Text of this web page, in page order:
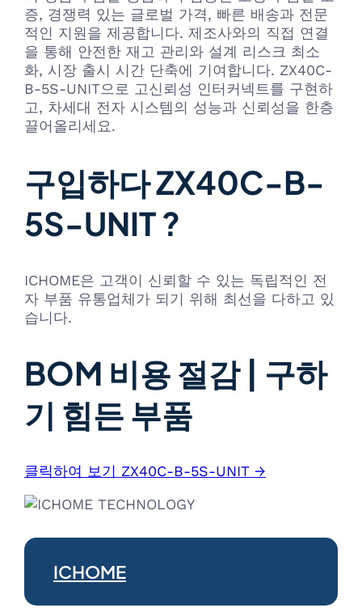
증, 경쟁력 있는 글로벌 가격, 빠른 배송과 전문
적인 지원을 제공합니다. 제조사와의 직접 연결
을 통해 안전한 재고 관리와 설계 리스크 최소
화, 시장 출시 시간 단축에 기여합니다. ZX40C-
B-5S-UNIT으로 고신뢰성 인터커넥트를 구현하
고, 차세대 전자 시스템의 성능과 신뢰성을 한층
끌어올리세요.
구입하다 ZX40C-B-
5S-UNIT ?
ICHOME은 고객이 신뢰할 수 있는 독립적인 전
자 부품 유통업체가 되기 위해 최선을 다하고 있
습니다.
BOM 비용 절감 | 구하
기 힘든 부품
클릭하여 보기 ZX40C-B-5S-UNIT →
ICHOME